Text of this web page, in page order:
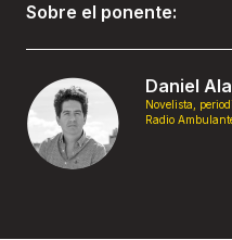
Sobre el ponente:
Daniel
Novelista,
Radio